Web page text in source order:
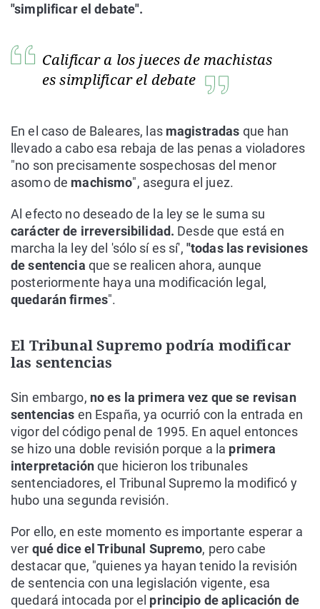
"simplificar el debate".
Calificar a los jueces de machistas
es simplificar el debate
En el caso de Baleares, las magistradas que han
llevado a cabo esa rebaja de las penas a violadores
"no son precisamente sospechosas del menor
asomo de machismo", asegura el juez.
Al efecto no deseado de la ley se le suma su
carácter de irreversibilidad. Desde que está en
marcha la ley del 'sólo sí es sí', "todas las revisiones
de sentencia que se realicen ahora, aunque
posteriormente haya una modificación legal,
quedarán firmes".
El Tribunal Supremo podría modificar
las sentencias
Sin embargo, no es la primera vez que se revisan
sentencias en España, ya ocurrió con la entrada en
vigor del código penal de 1995. En aquel entonces
se hizo una doble revisión porque a la primera
interpretaciónque hicieron los tribunales
sentenciadores, el Tribunal Supremo la modificó y
hubo una segunda revisión.
Por ello, en este momento es importante esperar a
ver qué dice el Tribunal Supremo, pero cabe
destacar que, "quienes ya hayan tenido la revisión
de sentencia con una legislación vigente, esa
quedará intocada por el principio de aplicación de